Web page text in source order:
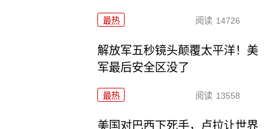
最热 阅读 14726
解放军五秒镜头颠覆太平洋！美
军最后安全区没了
最热 阅读 13558
美国对巴西下死手，卢拉让世界